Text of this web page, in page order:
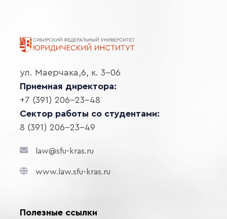
ул. Маерчака,6, к. 3-06
Приемная директора:
+7 (391) 206-23-48
Сектор работы со студентами:
8 (391) 206-23-49
law@sfu-kras.ru
www.law.sfu-kras.ru
Полезные ссылки